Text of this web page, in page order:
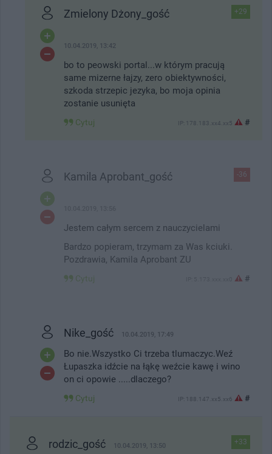
+29
Zmielony Dżony_gość
10.04.2019, 13:42
bo to peowski portal...w którym pracują
same mizerne łajzy, zero obiektywności,
szkoda strzepic jezyka, bo moja opinia
zostanie usunięta
Cytuj IP: 178.183.xx4.xx5 #
-36
Kamila Aprobant_gość
Jestem całym sercem z nauczycielami
Bardzo popieram, trzymam za Was kciuki.
Pozdrawia, Kamila Aprobant ZU
Cytuj #
Nike_gość 10.04.2019, 17:49
Bo nie.Wszystko Ci trzeba tlumaczyc.Weź
Łupaszka idźcie na łąkę weźcie kawę i wino
on ci opowie .....dlaczego?
Cytuj IP: 188.147.xx5.xx6 #
+33
rodzic_gość 10.04.2019, 13:50